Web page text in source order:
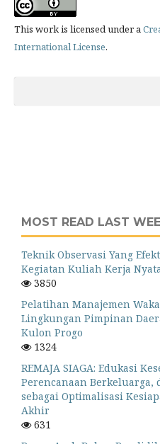
This work is licensed under a
International License.
MOST READ LAST
Teknik Observasi Yang
Kegiatan Kuliah Kerja
3850
Pelatihan Manajemen
Lingkungan Pimpinan
Kulon Progo
1324
REMAJA SIAGA: Edukasi
Perencanaan Berkeluarga,
sebagai Optimalisasi
Akhir
631